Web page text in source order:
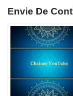
Envie De